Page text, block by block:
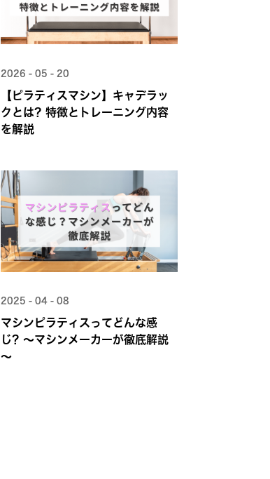
2026 - 05 - 20
【ピラティスマシン】キャデラッ
クとは？特徴とトレーニング内容
を解説
2025 - 04 - 08
マシンピラティスってどんな感
じ？～マシンメーカーが徹底解説
～